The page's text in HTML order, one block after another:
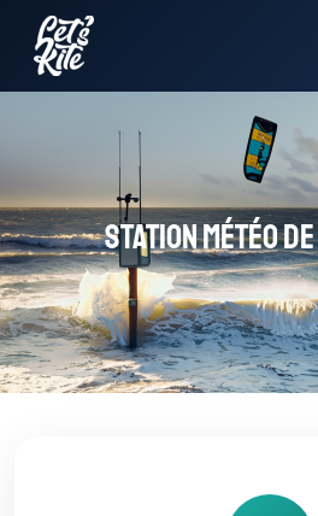
Station météo de